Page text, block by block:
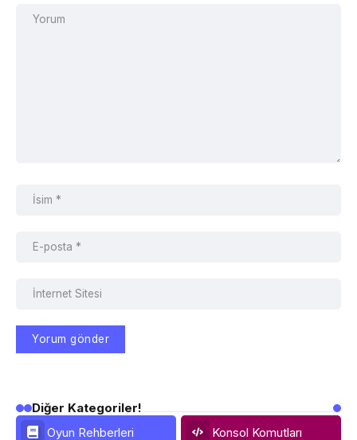
Diğer Kategoriler!
Oyun Rehberleri
Konsol Komutları